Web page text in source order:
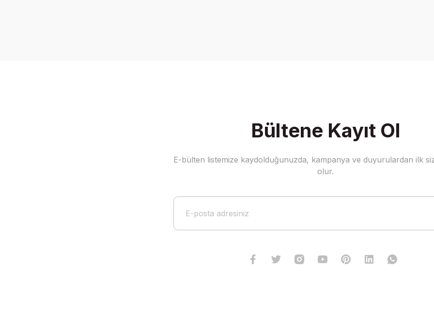
Gönder
Bültene Kayıt Ol
E-bülten listemize kaydolduğunuzda, kampanya ve duyurulardan ilk
olur.